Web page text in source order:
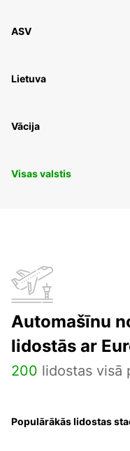
ASV
Lietuva
Vācija
Visas valstis
Automašīnu
lidostās ar
200 lidostas visā
Populārākās lidostas